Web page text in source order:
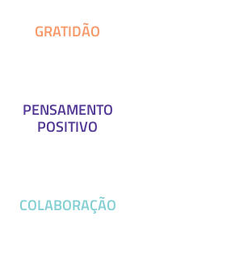
GRATIDÃO
PENSAMENTO
POSITIVO
COLABORAÇÃO